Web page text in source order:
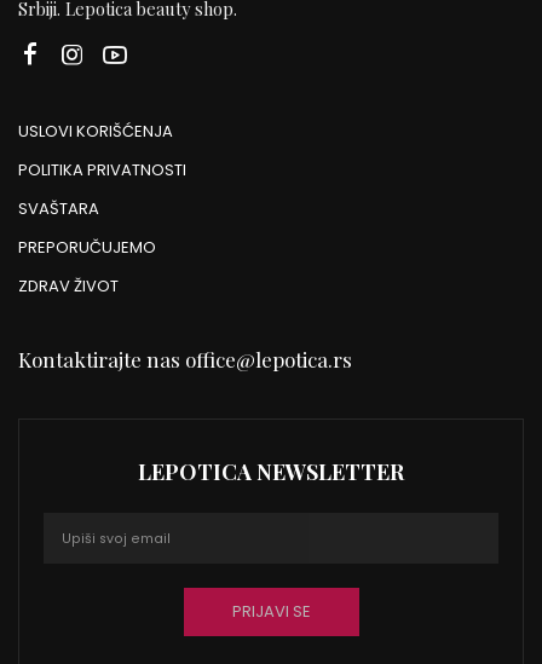
Srbiji. Lepotica beauty shop.
USLOVI KORIŠĆENJA
POLITIKA PRIVATNOSTI
SVAŠTARA
PREPORUČUJEMO
ZDRAV ŽIVOT
Kontaktirajte nas office@lepotica.rs
LEPOTICA NEWSLETTER